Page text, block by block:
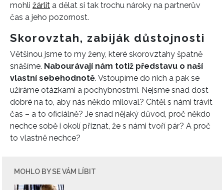
mohli žárlit a dělat si tak trochu nároky na partnerův
čas a jeho pozornost.
Skorovztah, zabiják důstojnosti
Většinou jsme to my ženy, které skorovztahy špatně
snášíme. Nabourávají nám totiž představu o naší
vlastní sebehodnotě. Vstoupíme do nich a pak se
užíráme otázkami a pochybnostmi. Nejsme snad dost
dobré na to, aby nás někdo miloval? Chtěl s námi trávit
čas – a to oficiálně? Je snad nějaký důvod, proč někdo
nechce sobě i okolí přiznat, že s námi tvoří pár? A proč
to vlastně nechce?
MOHLO BY SE VÁM LÍBIT